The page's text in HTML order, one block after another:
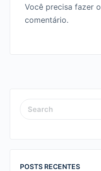
Você precisa fazer o
comentário.
SEARCH
FOR:
POSTS RECENTES